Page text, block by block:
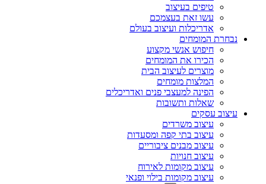
טיפים בעיצוב
עשו זאת בעצמכם
אדריכלות ועיצוב בעולם
נבחרת המומחים
חיפוש אנשי מקצוע
הכירו את המומחים
מוצרים לעיצוב הבית
המלצות מומחים
הפינה למעצבי פנים ואדריכלים
שאלות ותשובות
עיצוב עסקים
עיצוב משרדים
עיצוב בתי קפה ומסעדות
עיצוב מבנים ציבוריים
עיצוב חנויות
עיצוב מקומות לאירוח
עיצוב מקומות בילוי ופנאי